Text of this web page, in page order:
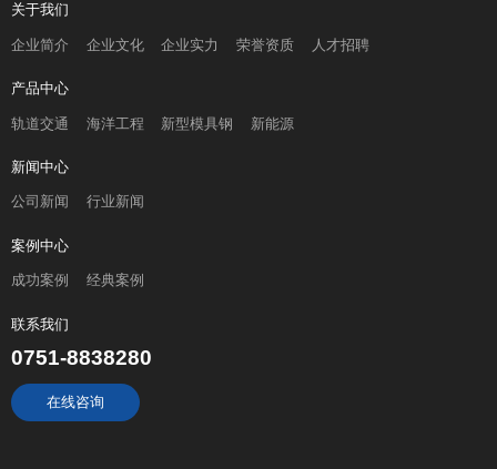
关于我们
企业简介 企业文化 企业实力 荣誉资质 人才招聘
产品中心
轨道交通 海洋工程 新型模具钢 新能源
新闻中心
公司新闻 行业新闻
案例中心
成功案例 经典案例
联系我们
0751-8838280
在线咨询